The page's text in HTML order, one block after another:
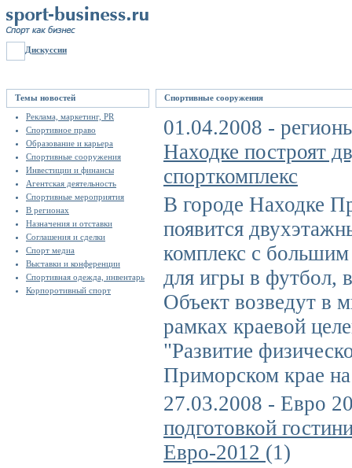
Дискуссии
Темы новостей
Реклама, маркетинг, PR
Спортивное право
Образование и карьера
Спортивные сооружения
Инвестиции и финансы
Агентская деятельность
Спортивные мероприятия
В регионах
Назначения и отставки
Соглашения и сделки
Спорт медиа
Выставки и конференции
Спортивная одежда, инвентарь
Корпоротивный спорт
Спортивные сооружения
01.04.2008 -
Находке построят
спорткомплекс
В городе Находке
появится
комплекс с
для игры в футбол,
Объект возведут в
рамках краевой
"Развитие
Приморском крае
27.03.2008 - Евро
подготовкой
Евро-2012 (1)